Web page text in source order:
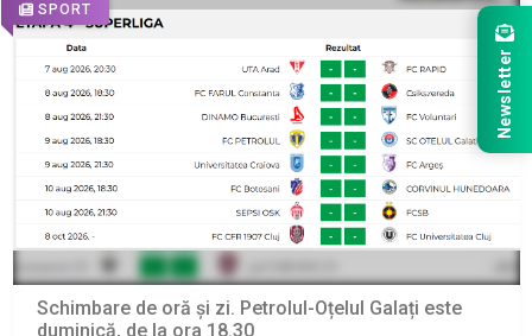
SPORT
Schimbare de oră și zi. Petrolul-Oțelul Galați este
duminică, de la ora 18.30
Newsletter